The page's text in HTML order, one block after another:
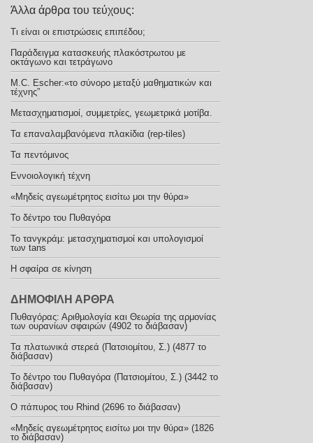
Άλλα άρθρα του τεύχους:
Τι είναι οι επιστρώσεις επιπέδου;
Παράδειγμα κατασκευής πλακόστρωτου με
οκτάγωνο και τετράγωνο
M.C. Escher:«το σύνορο μεταξύ μαθηματικών και
τέχνης”
Μετασχηματισμοί, συμμετρίες, γεωμετρικά μοτίβα.
Τα επαναλαμβανόμενα πλακίδια (rep-tiles)
Τα πεντόμινος
Eννοιολογική τέχνη
«Μηδείς αγεωμέτρητος εισίτω μοι την θύρα»
To δέντρο του Πυθαγόρα
Το τανγκράμ: μετασχηματισμοί και υπολογισμοί
των tans
Η σφαίρα σε κίνηση
ΔΗΜΟΦΙΛΗ ΑΡΘΡΑ
Πυθαγόρας: Αριθµολογία και Θεωρία της αρμονίας
των ουρανίων σφαιρών (4902 το διάβασαν)
Τα πλατωνικά στερεά (Πατσιομίτου, Σ.) (4877 το
διάβασαν)
To δέντρο του Πυθαγόρα (Πατσιομίτου, Σ.) (3442 το
διάβασαν)
O πάπυρος του Rhind (2696 το διάβασαν)
«Μηδείς αγεωμέτρητος εισίτω μοι την θύρα» (1826
το διάβασαν)